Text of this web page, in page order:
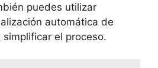
puedes utilizar
automática de
el proceso.